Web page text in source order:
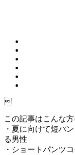

この記事はこんな
・夏に向けて短パ
る男性
・ショートパンツ